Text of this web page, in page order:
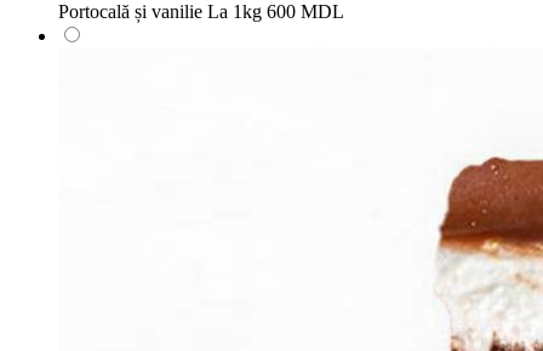
Portocală și vanilie La 1kg 600 MDL